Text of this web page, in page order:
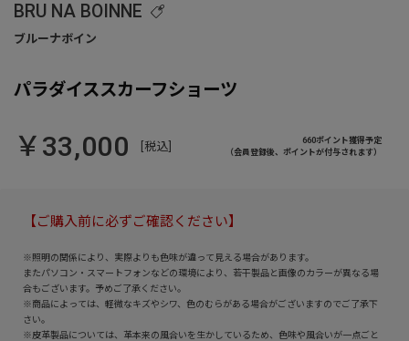
BRU NA BOINNE
パラダイススカーフショーツ
￥33,000 [税込]
660ポイント獲得予定
（会員登録後、ポイントが付与されます）
【ご購入前に必ずご確認ください】
※照明の関係により、実際よりも色味が違って見える場合があります。
またパソコン・スマートフォンなどの環境により、若干製品と画像のカラーが異なる場
合もございます。予めご了承ください。
※商品によっては、軽微なキズやシワ、色のむらがある場合がございますのでご了承下
さい。
※皮革製品については、革本来の風合いを生かしているため、色味や風合いが一点ごと